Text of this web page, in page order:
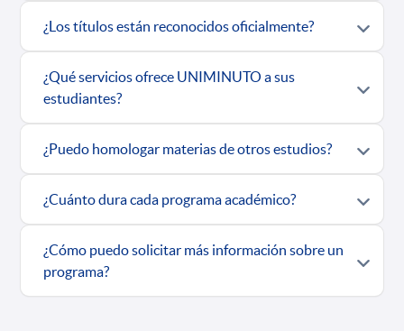
¿Los títulos están reconocidos oficialmente?
¿Qué servicios ofrece UNIMINUTO a sus
estudiantes?
¿Puedo homologar materias de otros estudios?
¿Cuánto dura cada programa académico?
¿Cómo puedo solicitar más información sobre un
programa?